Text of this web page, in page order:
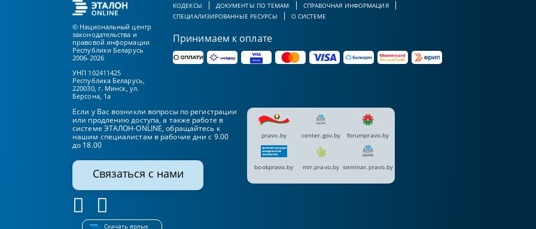
© Национальный центр
законодательства и
правовой информации
Республики Беларусь
2006-2026
УНП 102411425
Республика Беларусь,
220030, г. Минск, ул.
Берсона, 1а
КОДЕКСЫ ДОКУМЕНТЫ ПО ТЕМАМ
СПРАВОЧНАЯ ИНФОРМАЦИЯ
СПЕЦИАЛИЗИРОВАННЫЕ РЕСУРСЫ
О СИСТЕМЕ
Принимаем к оплате
Если у Вас возникли вопросы по регистрации
или продлению доступа, а также работе в
системе ЭТАЛОН-ONLINE, обращайтесь к
нашим специалистам в рабочие дни с 9.00
до 18.00
Связаться с нами
Скачать ярлык
pravo.by center.gov.by forumpravo.by
bookpravo.by mir.pravo.by seminar.pravo.by